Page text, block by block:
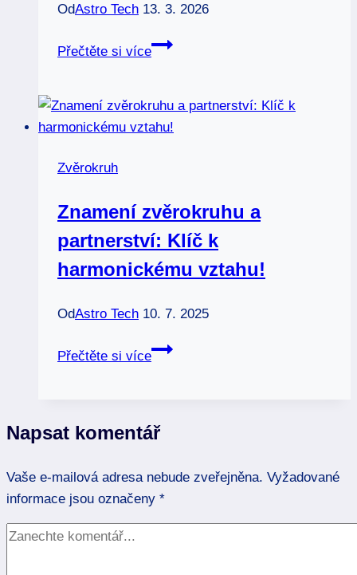
OdAstro Tech 13. 3. 2026
Přečtěte si více
Zvěrokruh
Jak
jednotlivá
ztrátu?
Zvěrokruh
Znamení zvěrokruhu a
partnerství: Klíč k
harmonickému vztahu!
OdAstro Tech 10. 7. 2025
Přečtěte si více
Znamení
Klíč
harmonickému
vztahu!
Napsat komentář
Vaše e-mailová adresa nebude zveřejněna. Vyžadované
informace jsou označeny *